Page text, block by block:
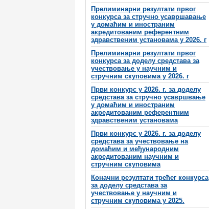
Прелиминарни резултати првог
конкурса за стручно усавршавање
у домаћим и иностраним
акредитованим референтним
здравственим установама у 2026. г
Прелиминарни резултати првог
конкурса за доделу средстава за
учествовање у научним и
стручним скуповима у 2026. г
Први конкурс у 2026. г. за доделу
средстава за стручно усавршвање
у домаћим и иностраним
акредитованим референтним
здравственим установама
Први конкурс у 2026. г. за доделу
средстава за учествовање на
домаћим и међународним
акредитованим научним и
стручним скуповима
Коначни резултати трећег конкурса
за доделу средстава за
учествовање у научним и
стручним скуповима у 2025.